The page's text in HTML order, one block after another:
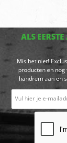
ALS
Mis het niet!
producten en
handrem aan en